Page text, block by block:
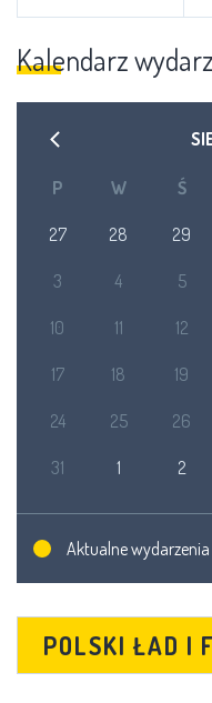
Kalendarz
P W Ś
27 28 29
3 4 5
10 11 12
17 18 19
24 25 26
31 1 2
Aktualne
POLSKI ŁAD I